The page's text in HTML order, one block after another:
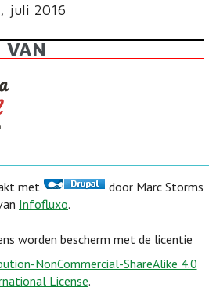
juli 2016
VAN
met
door Marc Storms
Infofluxo.
worden bescherm met de licentie
NonCommercial-ShareAlike 4.0
License.